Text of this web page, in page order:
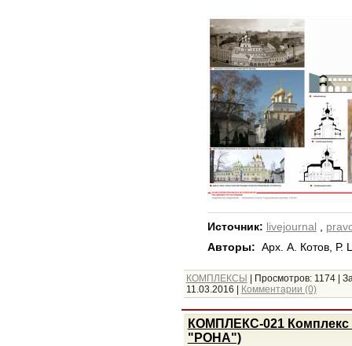
Источник: livejournal ,
Авторы: Арх. А. Котов, Р.
КОМПЛЕКСЫ | Просмотров: 1174|
11.03.2016 | Комментарии (0)
КОМПЛЕКС-021
"РОНА")